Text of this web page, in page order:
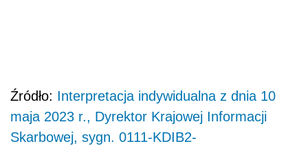
Źródło: Interpretacja indywidualna z dnia 10
maja 2023 r., Dyrektor Krajowej Informacji
Skarbowej, sygn. 0111-KDIB2-